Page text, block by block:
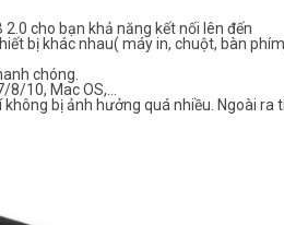
cho bạn khả năng kết nối lên đến
bị khác nhau( máy in, chuột, bàn
chóng.
10, Mac OS,…
bị ảnh hưởng quá nhiều. Ngoài ra